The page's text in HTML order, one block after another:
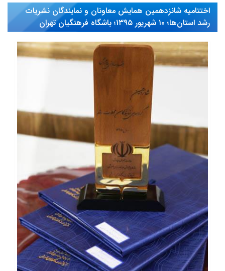
اختتامیه شانزدهمین همایش معاونان و نمایندگان نشریات
رشد استان‌ها؛ ۱۰ شهریور ۱۳۹۵؛ باشگاه فرهنگیان تهران